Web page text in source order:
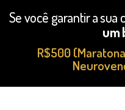
Se você garantir a sua
um
R$500